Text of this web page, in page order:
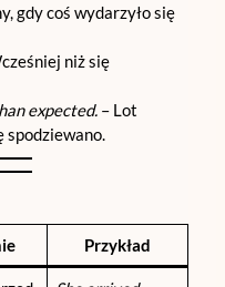
gdy coś wydarzyło się
niż się
expected. – Lot
spodziewano.
Przykład